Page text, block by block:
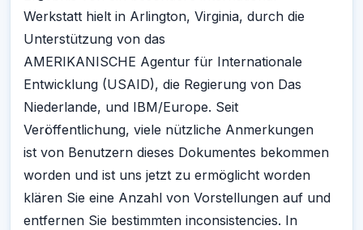
Werkstatt hielt in Arlington, Virginia, durch die
Unterstützung von das
AMERIKANISCHE Agentur für Internationale
Entwicklung (USAID), die Regierung von Das
Niederlande, und IBM/Europe. Seit
Veröffentlichung, viele nützliche Anmerkungen
ist von Benutzern dieses Dokumentes bekommen
worden und ist uns jetzt zu ermöglicht worden
klären Sie eine Anzahl von Vorstellungen auf und
entfernen Sie bestimmten inconsistencies. In